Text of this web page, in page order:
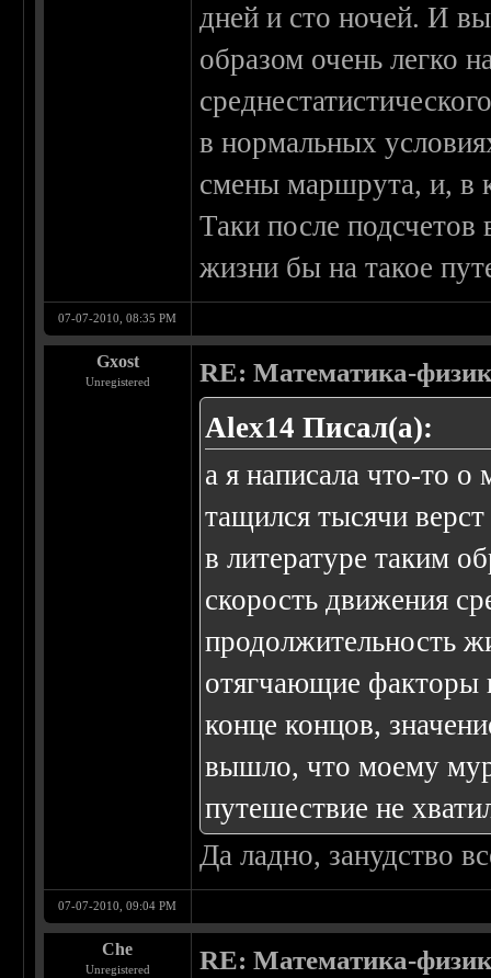
дней и сто ночей. И
образом очень легко
в нормальных
смены маршрута, и, в
Таки после
жизни бы на такое
07-07-2010, 08:35 PM
Gxost
Unregistered RE: Математика-
Alex14 Писал(а):
а я написала что-то о
тащился тысячи
в литературе таким
скорость движения
продолжительность
отягчающие факторы
конце концов,
вышло, что моему
путешествие не
Да ладно, занудство
07-07-2010, 09:04 PM
Che
Unregistered RE: Математика-